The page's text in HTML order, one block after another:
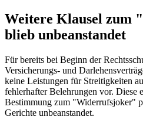
Weitere Klausel zum
blieb unbeanstandet
Für bereits bei Beginn der
Versicherungs- und
keine Leistungen für Streitigkeiten
fehlerhafter Belehrungen vor. Diese
Bestimmung zum "Widerrufsjoker"
Gerichte unbeanstandet.